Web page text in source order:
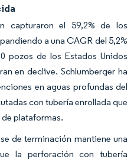
capturaron el 59,2% de los
a una CAGR del 5,2%
pozos de los Estados Unidos
en declive. Schlumberger ha
en aguas profundas del
con tubería enrollada que
plataformas.
de terminación mantiene una
la perforación con tubería